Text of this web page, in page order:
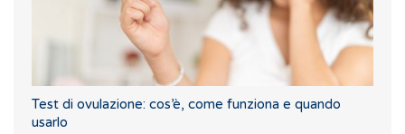
Test di ovulazione: cos’è, come funziona e quando
usarlo